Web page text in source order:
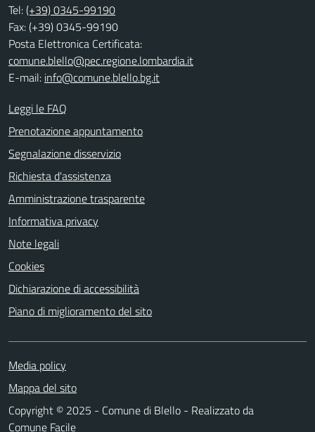
Tel:(+39) 0345-99190
Fax: (+39) 0345-99190
Posta Elettronica Certificata:
comune.blello@pec.regione.lombardia.it
E-mail: info@comune.blello.bg.it
Leggi le FAQ
Prenotazione appuntamento
Segnalazione disservizio
Richiesta d'assistenza
Amministrazione trasparente
Informativa privacy
Note legali
Cookies
Dichiarazione di accessibilità
Piano di miglioramento del sito
Media policy
Mappa del sito
Copyright © 2025 - Comune di Blello - Realizzato da
Comune Facile